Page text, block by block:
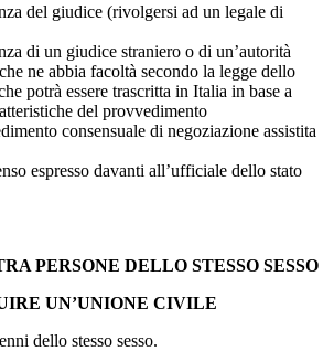
del giudice (rivolgersi ad un legale di
di un giudice straniero o di un’autorità
ne abbia facoltà secondo la legge dello
potrà essere trascritta in Italia in base a
del provvedimento
consensuale di negoziazione assistita
espresso davanti all’ufficiale dello stato
PERSONE DELLO STESSO SESSO
UN’UNIONE CIVILE
dello stesso sesso.